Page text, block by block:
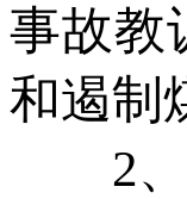
事故教
和遏制
2、